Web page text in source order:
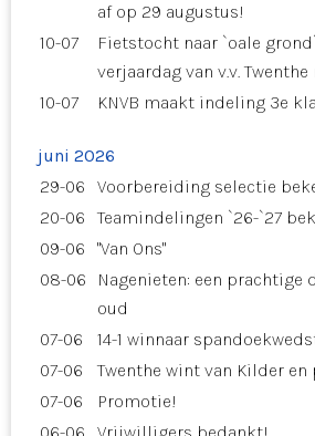
af op 29 augustus!
10-07
Fietstocht naar `oale
verjaardag van v.v. Twenthe
10-07
KNVB maakt indeling 3e
juni 2026
29-06
Voorbereiding selectie
20-06
Teamindelingen `26-`27
09-06
"Van Ons"
08-06
Nagenieten: een prachtige
oud
07-06
14-1 winnaar
07-06
Twenthe wint van Kilder
07-06
Promotie!